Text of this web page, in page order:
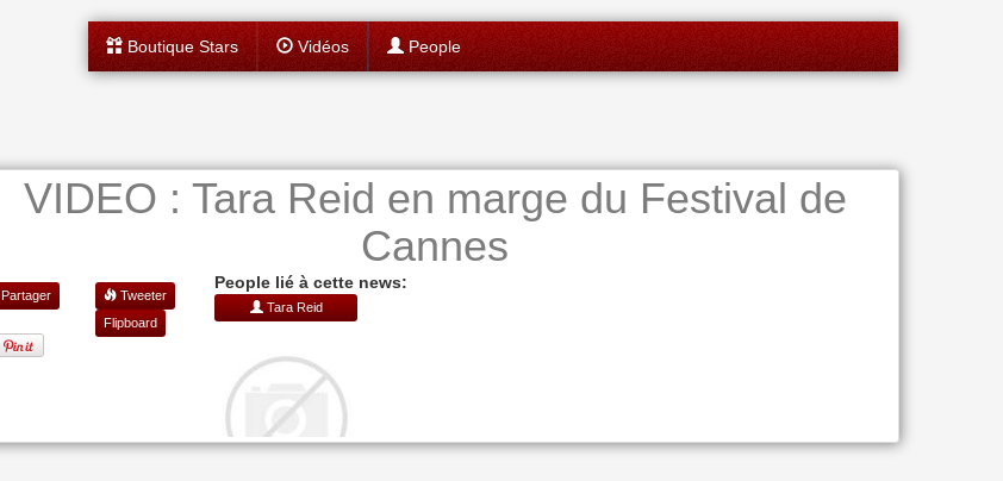
Boutique Stars Vidéos People
VIDEO : Tara Reid en marge du Festival de
Cannes
Partager
Tweeter
Flipboard
People lié à cette news:
Tara Reid